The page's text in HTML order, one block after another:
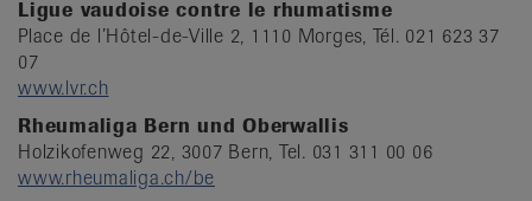
Ligue vaudoise contre le rhumatisme
Place de l’Hôtel-de-Ville 2, 1110 Morges, Tél. 021 623 37
07
www.lvr.ch
Rheumaliga Bern und Oberwallis
Holzikofenweg 22, 3007 Bern, Tel. 031 311 00 06
www.rheumaliga.ch/be